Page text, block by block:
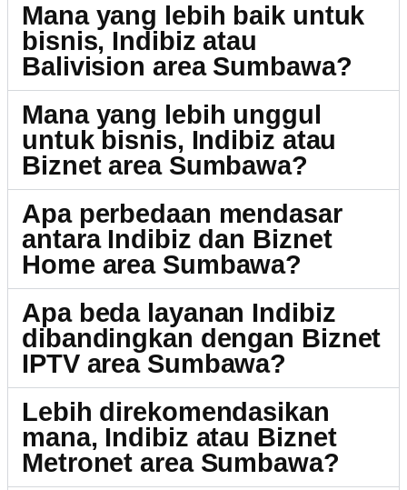
Mana yang lebih baik untuk
bisnis, Indibiz atau
Balivision area Sumbawa?
Mana yang lebih unggul
untuk bisnis, Indibiz atau
Biznet area Sumbawa?
Apa perbedaan mendasar
antara Indibiz dan Biznet
Home area Sumbawa?
Apa beda layanan Indibiz
dibandingkan dengan Biznet
IPTV area Sumbawa?
Lebih direkomendasikan
mana, Indibiz atau Biznet
Metronet area Sumbawa?